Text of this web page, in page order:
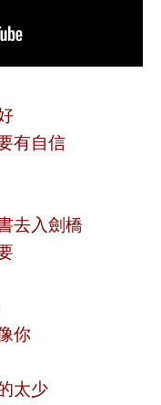
有自信
去入劍橋
你
太少